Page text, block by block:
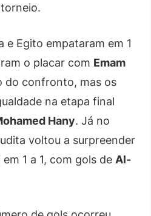
e Egito empataram em 1
o placar com Emam
do confronto, mas os
na etapa final
Hany. Já no
voltou a surpreender
1 a 1, com gols de Al-